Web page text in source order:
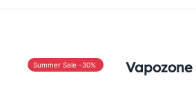
Summer Sale -30%